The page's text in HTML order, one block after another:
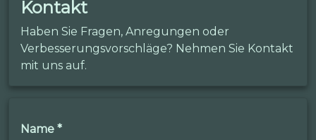
Kontakt
Haben Sie Fragen, Anregungen oder
Verbesserungsvorschläge? Nehmen Sie Kontakt
mit uns auf.
Name *